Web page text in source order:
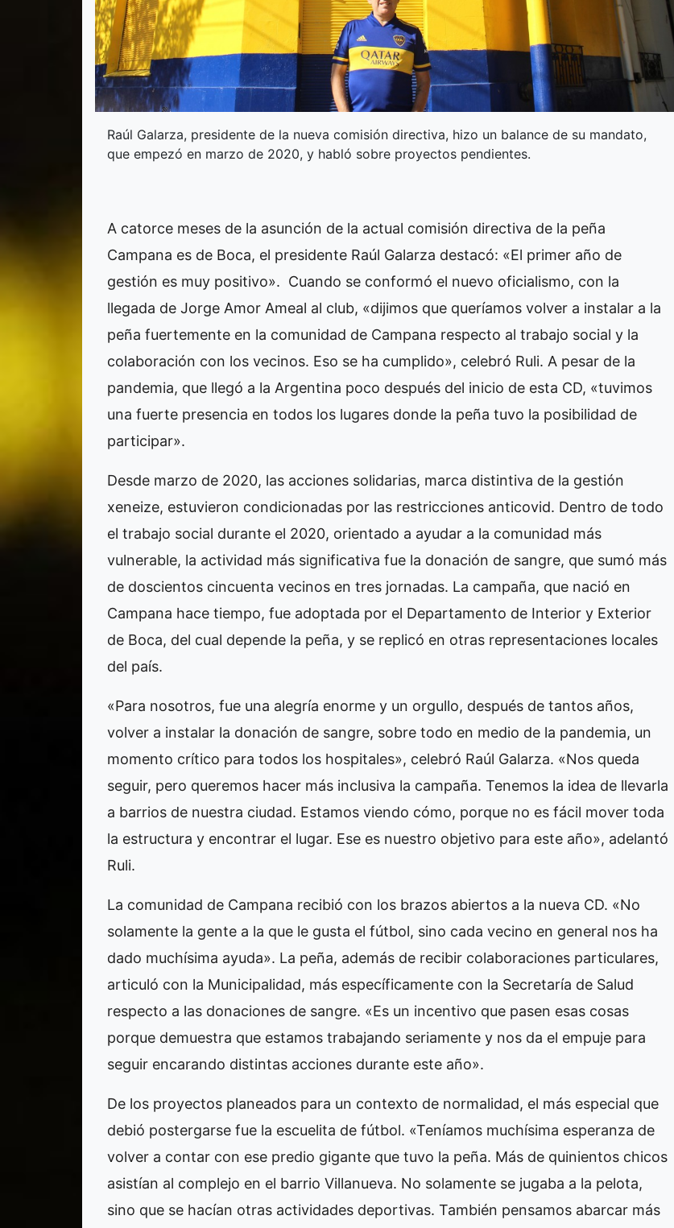
Raúl Galarza, presidente de la nueva comisión directiva, hizo un balance de su mandato,
que empezó en marzo de 2020, y habló sobre proyectos pendientes.
A catorce meses de la asunción de la actual comisión directiva de la peña
Campana es de Boca, el presidente Raúl Galarza destacó: «El primer año de
gestión es muy positivo». Cuando se conformó el nuevo oficialismo, con la
llegada de Jorge Amor Ameal al club, «dijimos que queríamos volver a instalar a la
peña fuertemente en la comunidad de Campana respecto al trabajo social y la
colaboración con los vecinos. Eso se ha cumplido», celebró Ruli. A pesar de la
pandemia, que llegó a la Argentina poco después del inicio de esta CD, «tuvimos
una fuerte presencia en todos los lugares donde la peña tuvo la posibilidad de
participar».
Desde marzo de 2020, las acciones solidarias, marca distintiva de la gestión
xeneize, estuvieron condicionadas por las restricciones anticovid. Dentro de todo
el trabajo social durante el 2020, orientado a ayudar a la comunidad más
vulnerable, la actividad más significativa fue la donación de sangre, que sumó más
de doscientos cincuenta vecinos en tres jornadas. La campaña, que nació en
Campana hace tiempo, fue adoptada por el Departamento de Interior y Exterior
de Boca, del cual depende la peña, y se replicó en otras representaciones locales
del país.
«Para nosotros, fue una alegría enorme y un orgullo, después de tantos años,
volver a instalar la donación de sangre, sobre todo en medio de la pandemia, un
momento crítico para todos los hospitales», celebró Raúl Galarza. «Nos queda
seguir, pero queremos hacer más inclusiva la campaña. Tenemos la idea de llevarla
a barrios de nuestra ciudad. Estamos viendo cómo, porque no es fácil mover toda
la estructura y encontrar el lugar. Ese es nuestro objetivo para este año», adelantó
Ruli.
La comunidad de Campana recibió con los brazos abiertos a la nueva CD. «No
solamente la gente a la que le gusta el fútbol, sino cada vecino en general nos ha
dado muchísima ayuda». La peña, además de recibir colaboraciones particulares,
articuló con la Municipalidad, más específicamente con la Secretaría de Salud
respecto a las donaciones de sangre. «Es un incentivo que pasen esas cosas
porque demuestra que estamos trabajando seriamente y nos da el empuje para
seguir encarando distintas acciones durante este año».
De los proyectos planeados para un contexto de normalidad, el más especial que
debió postergarse fue la escuelita de fútbol. «Teníamos muchísima esperanza de
volver a contar con ese predio gigante que tuvo la peña. Más de quinientos chicos
asistían al complejo en el barrio Villanueva. No solamente se jugaba a la pelota,
sino que se hacían otras actividades deportivas. También pensamos abarcar más